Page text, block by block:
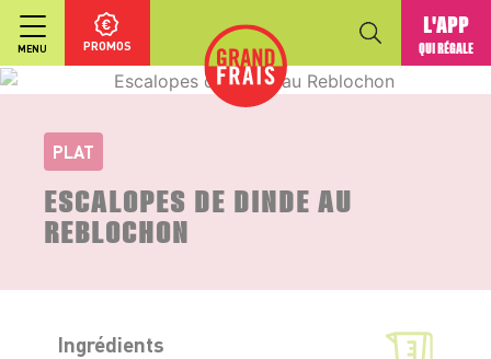
MENU PROMOS
L'APP
QUI RÉGALE
PLAT
ESCALOPES DE DINDE AU
REBLOCHON
Ingrédients